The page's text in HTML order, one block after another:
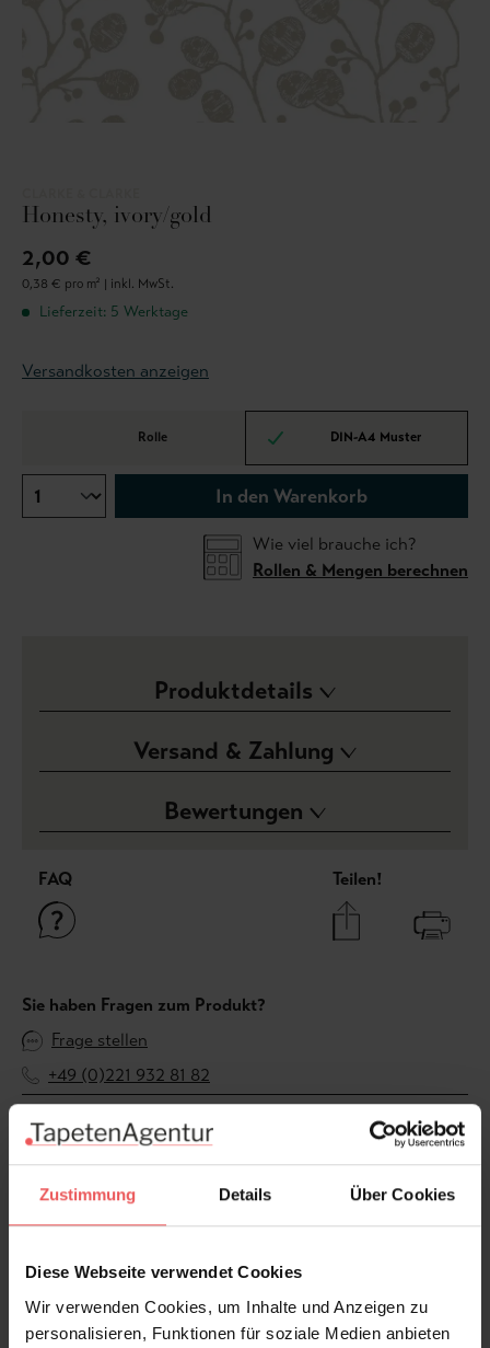
Zustimmung Details Über Cookies
Diese Webseite verwendet Cookies
Wir verwenden Cookies, um Inhalte und Anzeigen zu
personalisieren, Funktionen für soziale Medien anbieten
Honesty, ivory/gold
2,00 €
0,38 € pro m² | inkl. MwSt.
Lieferzeit: 5 Werktage
Versandkosten anzeigen
Rolle DIN-A4 Muster
In den Warenkorb
Wie viel brauche ich?
Rollen & Mengen berechnen
Produktdetails
Versand & Zahlung
Bewertungen
FAQ Teilen!
Sie haben Fragen zum Produkt?
Frage stellen
+49 (0)221 932 81 82
Produktgalerie überspringen
Varianten